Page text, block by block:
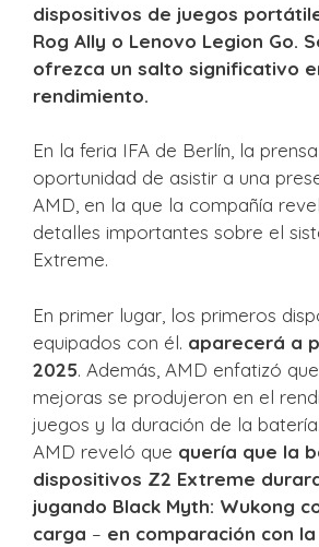
dispositivos de juegos
Rog Ally o Lenovo Legion Go.
ofrezca un salto significativo
rendimiento.
En la feria IFA de Berlín, la
oportunidad de asistir a una
AMD, en la que la compañía
detalles importantes sobre el
Extreme.
En primer lugar, los primeros
equipados con él. aparecerá a
2025. Además, AMD enfatizó
mejoras se produjeron en el
juegos y la duración de la
AMD reveló que quería que la
dispositivos Z2 Extreme
jugando Black Myth: Wukong
carga – en comparación con